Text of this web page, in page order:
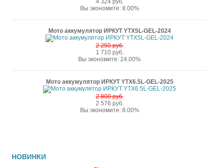
4 324 руб.
Вы экономите: 8.00%
Мото аккумулятор ИРКУТ YTX5L-GEL-2024
2 250 руб.
1 710 руб.
Вы экономите: 24.00%
Мото аккумулятор ИРКУТ YTX6.5L-GEL-2025
2 800 руб.
2 576 руб.
Вы экономите: 8.00%
НОВИНКИ